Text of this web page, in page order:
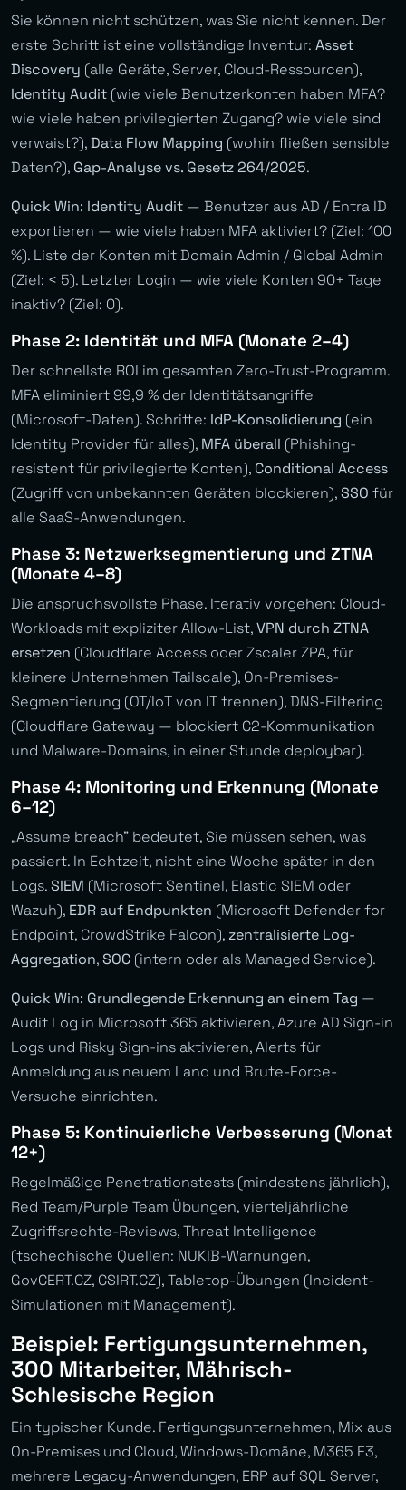
Sie können nicht schützen, was Sie nicht kennen. Der
erste Schritt ist eine vollständige Inventur: Asset
Discovery (alle Geräte, Server, Cloud-Ressourcen),
Identity Audit (wie viele Benutzerkonten haben MFA?
wie viele haben privilegierten Zugang? wie viele sind
verwaist?),Data Flow Mapping (wohin fließen sensible
Daten?), Gap-Analyse vs. Gesetz 264/2025.
Quick Win: Identity Audit — Benutzer aus AD / Entra ID
exportieren — wie viele haben MFA aktiviert? (Ziel: 100
%). Liste der Konten mit Domain Admin / Global Admin
(Ziel: < 5). Letzter Login — wie viele Konten 90+ Tage
inaktiv? (Ziel: 0).
Phase 2: Identität und MFA (Monate 2–4)
Der schnellste ROI im gesamten Zero-Trust-Programm.
MFA eliminiert 99,9 % der Identitätsangriffe
(Microsoft-Daten). Schritte: IdP-Konsolidierung (ein
Identity Provider für alles), MFA überall (Phishing-
resistent für privilegierte Konten), Conditional Access
(Zugriff von unbekannten Geräten blockieren),SSO für
alle SaaS-Anwendungen.
Phase 3: Netzwerksegmentierung und ZTNA
(Monate 4–8)
Die anspruchsvollste Phase. Iterativ vorgehen: Cloud-
Workloads mit expliziter Allow-List,VPN durch ZTNA
ersetzen (Cloudflare Access oder Zscaler ZPA, für
kleinere Unternehmen Tailscale), On-Premises-
Segmentierung (OT/IoT von IT trennen), DNS-Filtering
(Cloudflare Gateway — blockiert C2-Kommunikation
und Malware-Domains, in einer Stunde deploybar).
Phase 4: Monitoring und Erkennung (Monate
6–12)
„Assume breach” bedeutet, Sie müssen sehen, was
passiert. In Echtzeit, nicht eine Woche später in den
Logs.SIEM (Microsoft Sentinel, Elastic SIEM oder
Wazuh), EDR auf Endpunkten (Microsoft Defender for
Endpoint, CrowdStrike Falcon), zentralisierte Log-
Aggregation,SOC (intern oder als Managed Service).
Quick Win: Grundlegende Erkennung an einem Tag —
Audit Log in Microsoft 365 aktivieren, Azure AD Sign-in
Logs und Risky Sign-ins aktivieren, Alerts für
Anmeldung aus neuem Land und Brute-Force-
Versuche einrichten.
Phase 5: Kontinuierliche Verbesserung (Monat
12+)
Regelmäßige Penetrationstests (mindestens jährlich),
Red Team/Purple Team Übungen, vierteljährliche
Zugriffsrechte-Reviews, Threat Intelligence
(tschechische Quellen: NUKIB-Warnungen,
GovCERT.CZ, CSIRT.CZ), Tabletop-Übungen (Incident-
Simulationen mit Management).
Beispiel: Fertigungsunternehmen,
300 Mitarbeiter, Mährisch-
Schlesische Region
Ein typischer Kunde. Fertigungsunternehmen, Mix aus
On-Premises und Cloud, Windows-Domäne, M365 E3,
mehrere Legacy-Anwendungen, ERP auf SQL Server,